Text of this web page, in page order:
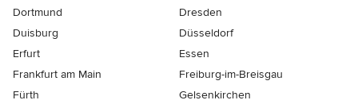
Dortmund
Dresden
Duisburg
Düsseldorf
Erfurt
Essen
Frankfurt am Main
Freiburg-im-Breisgau
Fürth
Gelsenkirchen